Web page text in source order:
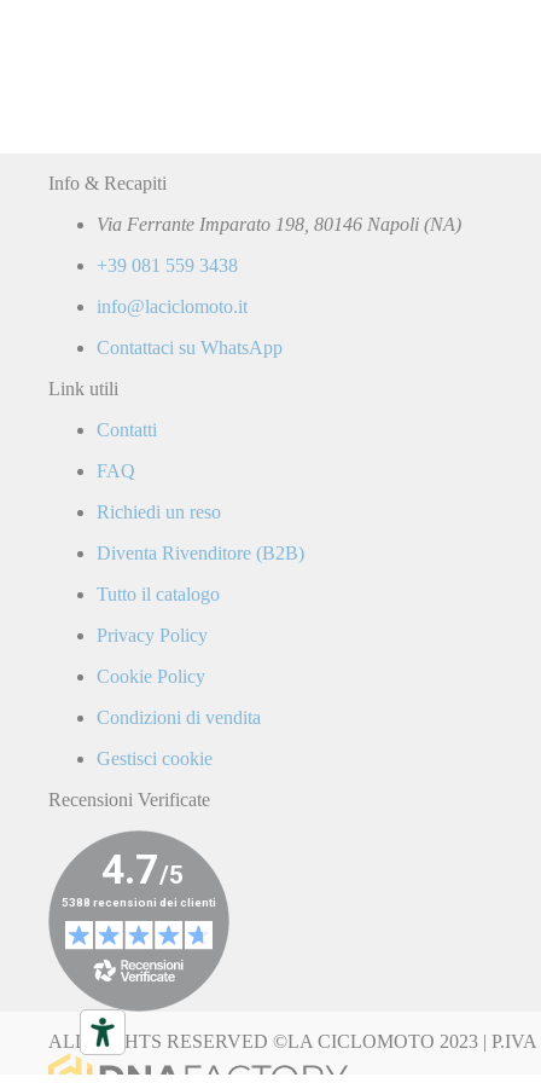
Info & Recapiti
Via Ferrante Imparato 198, 80146 Napoli (NA)
+39 081 559 3438
info@laciclomoto.it
Contattaci su WhatsApp
Link utili
Contatti
FAQ
Richiedi un reso
Diventa Rivenditore (B2B)
Tutto il catalogo
Privacy Policy
Cookie Policy
Condizioni di vendita
Gestisci cookie
Recensioni Verificate
ALL RIGHTS RESERVED ©LA CICLOMOTO 2023 | P.IVA